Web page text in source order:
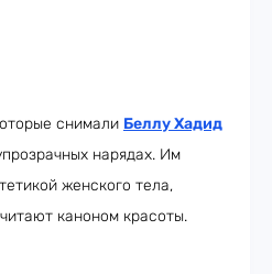
снимали Беллу Хадид
нарядах. Им
женского тела,
каноном красоты.